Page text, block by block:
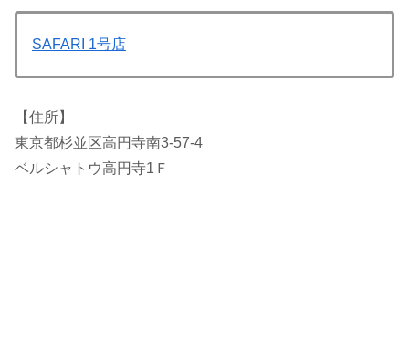
SAFARI 1号店
【住所】
東京都杉並区高円寺南3-57-4
ベルシャトウ高円寺1Ｆ